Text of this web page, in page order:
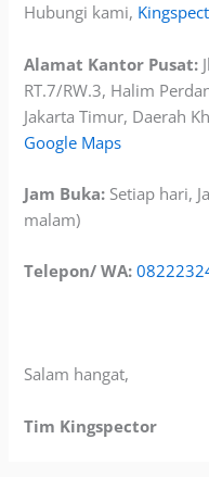
Hubungi kami,
Alamat Kantor Pusat:
RT.7/RW.3, Halim
Jakarta Timur, Daerah
Google Maps
Jam Buka: Setiap hari,
malam)
Telepon/ WA:
Salam hangat,
Tim Kingspector